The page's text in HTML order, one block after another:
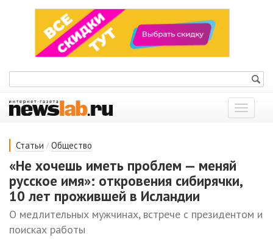
Показать
меню
Статьи / Общество
«Не хочешь иметь проблем — меняй
русское имя»: откровения сибирячки,
10 лет прожившей в Исландии
О медлительных мужчинах, встрече с президентом и
поисках работы